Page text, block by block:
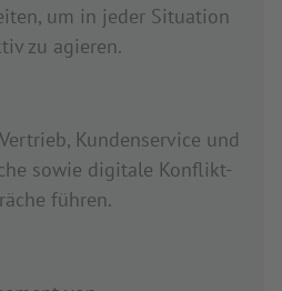
um in jeder Situation
zu agieren.
Kundenservice und
sowie digitale Konflikt-
führen.